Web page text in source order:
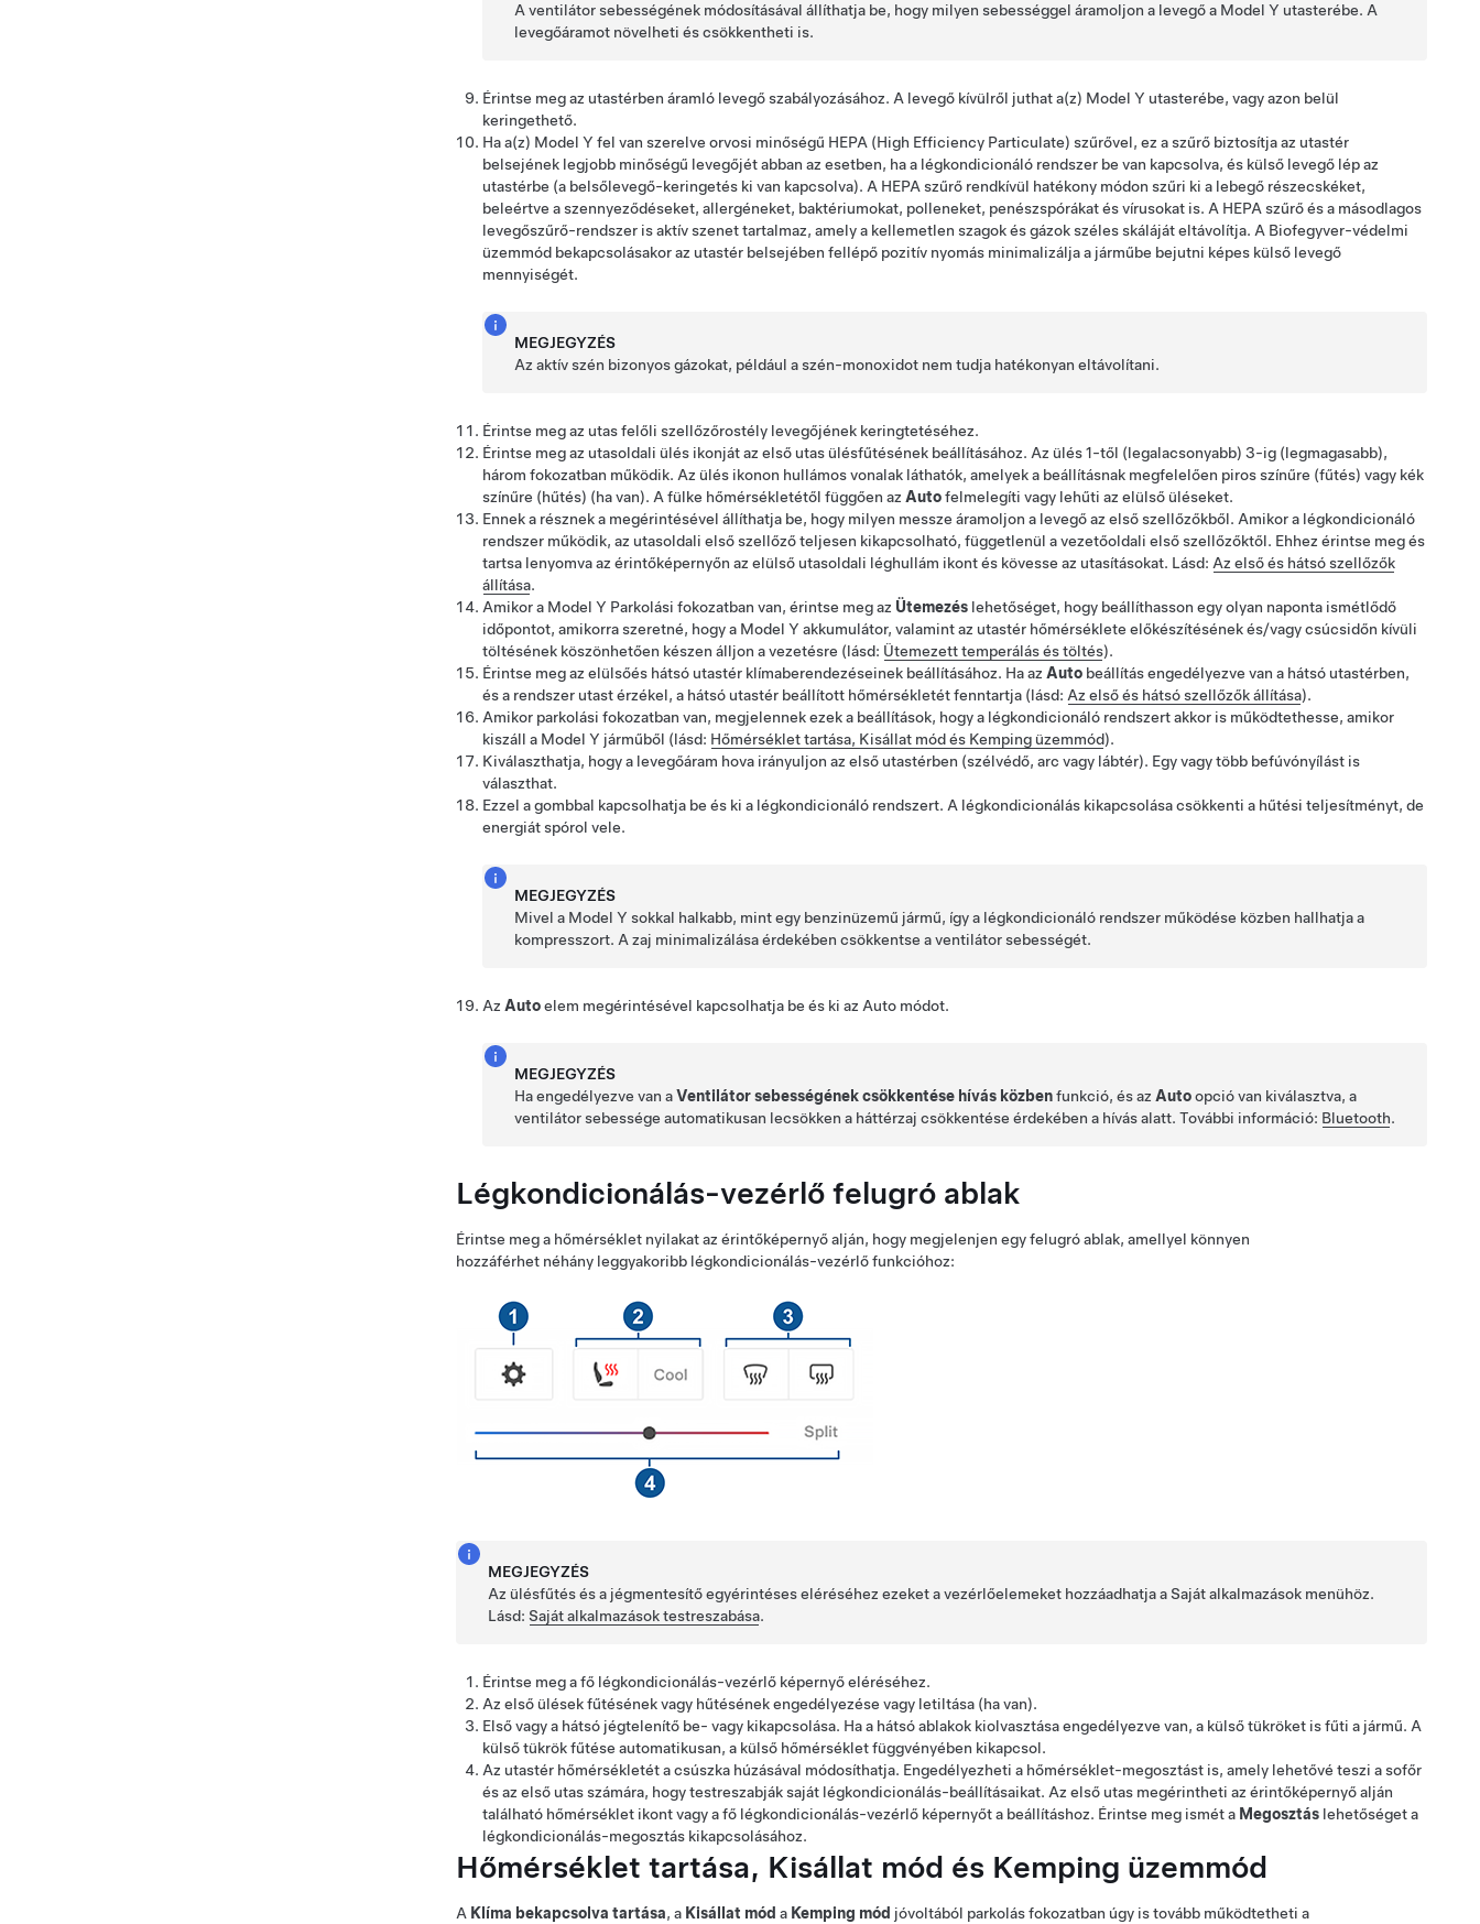
A ventilátor sebességének módosításával állíthatja be, hogy milyen sebességgel áramoljon a levegő a Model Y utasterébe. A
levegőáramot növelheti és csökkentheti is.
Érintse meg az utastérben áramló levegő szabályozásához. A levegő kívülről juthat a(z) Model Y utasterébe, vagy azon belül
keringethető.
Ha a(z) Model Y fel van szerelve orvosi minőségű HEPA (High Efficiency Particulate) szűrővel, ez a szűrő biztosítja az utastér
belsejének legjobb minőségű levegőjét abban az esetben, ha a légkondicionáló rendszer be van kapcsolva, és külső levegő lép az
utastérbe (a belsőlevegő-keringetés ki van kapcsolva). A HEPA szűrő rendkívül hatékony módon szűri ki a lebegő részecskéket,
beleértve a szennyeződéseket, allergéneket, baktériumokat, polleneket, penészspórákat és vírusokat is. A HEPA szűrő és a másodlagos
levegőszűrő-rendszer is aktív szenet tartalmaz, amely a kellemetlen szagok és gázok széles skáláját eltávolítja. A Biofegyver-védelmi
üzemmód bekapcsolásakor az utastér belsejében fellépő pozitív nyomás minimalizálja a járműbe bejutni képes külső levegő
mennyiségét.
MEGJEGYZÉS
Az aktív szén bizonyos gázokat, például a szén-monoxidot nem tudja hatékonyan eltávolítani.
Érintse meg az utas felőli szellőzőrostély levegőjének keringtetéséhez.
Érintse meg az utasoldali ülés ikonját az első utas ülésfűtésének beállításához. Az ülés 1-től (legalacsonyabb) 3-ig (legmagasabb),
három fokozatban működik. Az ülés ikonon hullámos vonalak láthatók, amelyek a beállításnak megfelelően piros színűre (fűtés) vagy kék
színűre (hűtés) (ha van). A fülke hőmérsékletétől függően az Autofelmelegíti vagy lehűti az elülső üléseket.
Ennek a résznek a megérintésével állíthatja be, hogy milyen messze áramoljon a levegő az első szellőzőkből. Amikor a légkondicionáló
rendszer működik, az utasoldali első szellőző teljesen kikapcsolható, függetlenül a vezetőoldali első szellőzőktől. Ehhez érintse meg és
tartsa lenyomva az érintőképernyőn az elülső utasoldali léghullám ikont és kövesse az utasításokat. Lásd: Az első és hátsó szellőzők
állítása.
Amikor a Model Y Parkolási fokozatban van, érintse meg az Ütemezés lehetőséget, hogy beállíthasson egy olyan naponta ismétlődő
időpontot, amikorra szeretné, hogy a Model Y akkumulátor, valamint az utastér hőmérséklete előkészítésének és/vagy csúcsidőn kívüli
töltésének köszönhetően készen álljon a vezetésre (lásd: Ütemezett temperálás és töltés).
Érintse meg az elülsőés hátsó utastér klímaberendezéseinek beállításához. Ha az Auto beállítás engedélyezve van a hátsó utastérben,
és a rendszer utast érzékel, a hátsó utastér beállított hőmérsékletét fenntartja (lásd: Az első és hátsó szellőzők állítása).
Amikor parkolási fokozatban van, megjelennek ezek a beállítások, hogy a légkondicionáló rendszert akkor is működtethesse, amikor
kiszáll a Model Y járműből (lásd: Hőmérséklet tartása, Kisállat mód és Kemping üzemmód).
Kiválaszthatja, hogy a levegőáram hova irányuljon az első utastérben (szélvédő, arc vagy lábtér). Egy vagy több befúvónyílást is
választhat.
Ezzel a gombbal kapcsolhatja be és ki a légkondicionáló rendszert. A légkondicionálás kikapcsolása csökkenti a hűtési teljesítményt, de
energiát spórol vele.
MEGJEGYZÉS
Mivel a Model Y sokkal halkabb, mint egy benzinüzemű jármű, így a légkondicionáló rendszer működése közben hallhatja a
kompresszort. A zaj minimalizálása érdekében csökkentse a ventilátor sebességét.
Az Autoelem megérintésével kapcsolhatja be és ki az Auto módot.
MEGJEGYZÉS
Ha engedélyezve van aVentilátor sebességének csökkentése hívás közbenfunkció, és az Autoopció van kiválasztva, a
ventilátor sebessége automatikusan lecsökken a háttérzaj csökkentése érdekében a hívás alatt. További információ: Bluetooth.
Légkondicionálás-vezérlő felugró ablak
Érintse meg a hőmérséklet nyilakat az érintőképernyő alján, hogy megjelenjen egy felugró ablak, amellyel könnyen
hozzáférhet néhány leggyakoribb légkondicionálás-vezérlő funkcióhoz:
MEGJEGYZÉS
Az ülésfűtés és a jégmentesítő egyérintéses eléréséhez ezeket a vezérlőelemeket hozzáadhatja a Saját alkalmazások menühöz.
Lásd:Saját alkalmazások testreszabása.
Érintse meg a fő légkondicionálás-vezérlő képernyő eléréséhez.
Az első ülések fűtésének vagy hűtésének engedélyezése vagy letiltása (ha van).
Első vagy a hátsó jégtelenítő be- vagy kikapcsolása. Ha a hátsó ablakok kiolvasztása engedélyezve van, a külső tükröket is fűti a jármű. A
külső tükrök fűtése automatikusan, a külső hőmérséklet függvényében kikapcsol.
Az utastér hőmérsékletét a csúszka húzásával módosíthatja. Engedélyezheti a hőmérséklet-megosztást is, amely lehetővé teszi a sofőr
és az első utas számára, hogy testreszabják saját légkondicionálás-beállításaikat. Az első utas megérintheti az érintőképernyő alján
található hőmérséklet ikont vagy a fő légkondicionálás-vezérlő képernyőt a beállításhoz. Érintse meg ismét a Megosztás lehetőséget a
légkondicionálás-megosztás kikapcsolásához.
Hőmérséklet tartása, Kisállat mód és Kemping üzemmód
A Klíma bekapcsolva tartása, a Kisállat mód a Kemping mód jóvoltából parkolás fokozatban úgy is tovább működtetheti a